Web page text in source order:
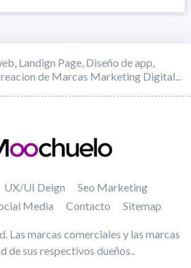
Landign Page, Diseño de app,
de Marcas Marketing Digital...
UX/UI Deign
Seo Marketing
Media Contacto Sitemap
marcas comerciales y las marcas
de sus respectivos dueños..